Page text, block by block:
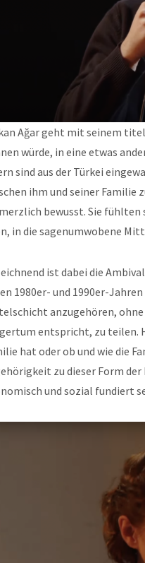
Ağar geht mit seinem
würde, in eine etwas
sind aus der Türkei
ihm und seiner Familie
bewusst. Sie fühlten
in die sagenumwobene
ist dabei die
1980er- und 1990er-
anzugehören, ohne
entspricht, zu teilen.
hat oder ob und wie die
zu dieser Form
und sozial fundiert